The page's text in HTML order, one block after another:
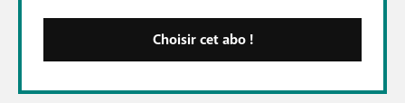
Choisir cet abo !